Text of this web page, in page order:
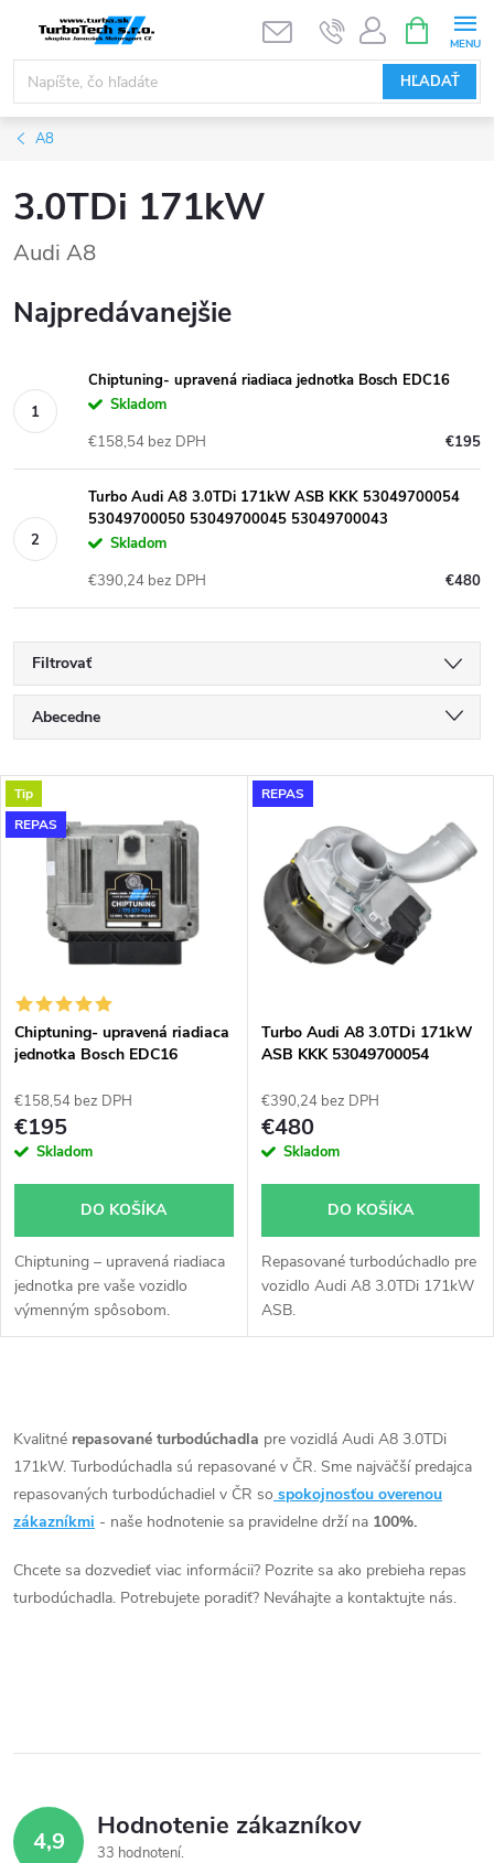
obsah
HĽADAŤ
KOŠÍK
A8
3.0TDi 171kW
Audi A8
Najpredávanejšie
Chiptuning- upravená riadiaca jednotka Bosch EDC16
Skladom
€195
€158,54 bez DPH
Turbo Audi A8 3.0TDi 171kW ASB KKK 53049700054
53049700050 53049700045 53049700043
Skladom
€480
€390,24 bez DPH
Filtrovať
R
a
d
i
e
p
r
d
u
t
o
v
Abecedne
Najdrahšie
Najpredávanejšie
V
ý
s
p
r
o
d
u
k
o
v
Tip
REPAS
Chiptuning- upravená riadiaca
jednotka Bosch EDC16
€158,54 bez DPH
€195
Skladom
DO KOŠÍKA
Chiptuning – upravená riadiaca
jednotka pre vaše vozidlo
výmenným spôsobom.
REPAS
Turbo Audi A8 3.0TDi 171kW
ASB KKK 53049700054
53049700043
€390,24 bez DPH
€480
Skladom
DO KOŠÍKA
Repasované turbodúchadlo pre
vozidlo Audi A8 3.0TDi 171kW
ASB.
v
l
á
d
e
p
r
Kvalitné repasované turbodúchadla pre vozidlá Audi A8 3.0TDi
171kW. Turbodúchadla sú repasované v ČR. Sme najväčší predajca
repasovaných turbodúchadiel v ČR so spokojnosťou overenou
zákazníkmi - naše hodnotenie sa pravidelne drží na 100%.
Chcete sa dozvedieť viac informácii? Pozrite sa ako prebieha repas
turbodúchadla. Potrebujete poradiť? Neváhajte a kontaktujte nás.
4,9 Hodnotenie zákazníkov
33 hodnotení